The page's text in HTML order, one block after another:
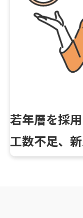
若年層を採
工数不足、